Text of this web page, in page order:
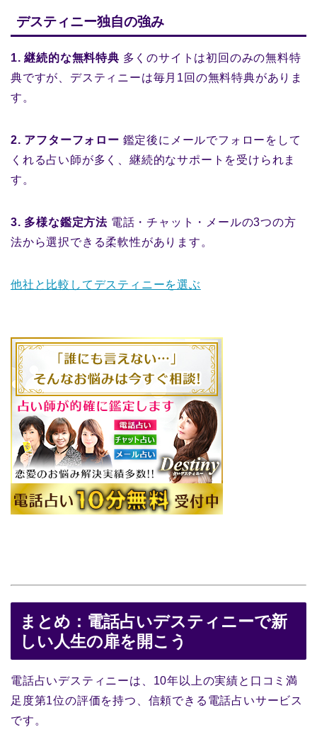
デスティニー独自の強み
1. 継続的な無料特典 多くのサイトは初回のみの無料特
典ですが、デスティニーは毎月1回の無料特典がありま
す。
2. アフターフォロー 鑑定後にメールでフォローをして
くれる占い師が多く、継続的なサポートを受けられま
す。
3. 多様な鑑定方法 電話・チャット・メールの3つの方
法から選択できる柔軟性があります。
他社と比較してデスティニーを選ぶ
まとめ：電話占いデスティニーで新
しい人生の扉を開こう
電話占いデスティニーは、10年以上の実績と口コミ満
足度第1位の評価を持つ、信頼できる電話占いサービス
です。